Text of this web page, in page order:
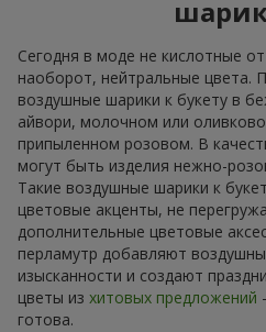
Сегодня в моде не кислотные
наоборот, нейтральные цвета.
воздушные шарики к букету в
айвори, молочном или
припыленном розовом. В
могут быть изделия нежно-
Такие воздушные шарики к
цветовые акценты, не
дополнительные цветовые
перламутр добавляют
изысканности и создают
цветы из хитовых предложений
готова.